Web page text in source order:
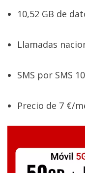
10,52 GB de
Llamadas
SMS por SMS
Precio de 7 €/